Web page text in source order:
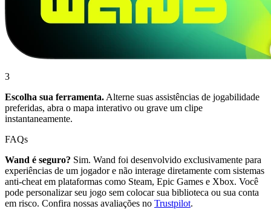
3
Escolha sua ferramenta. Alterne suas assistências de jogabilidade
preferidas, abra o mapa interativo ou grave um clipe
instantaneamente.
FAQs
Wand é seguro? Sim. Wand foi desenvolvido exclusivamente para
experiências de um jogador e não interage diretamente com sistemas
anti-cheat em plataformas como Steam, Epic Games e Xbox. Você
pode personalizar seu jogo sem colocar sua biblioteca ou sua conta
em risco. Confira nossas avaliações no Trustpilot.